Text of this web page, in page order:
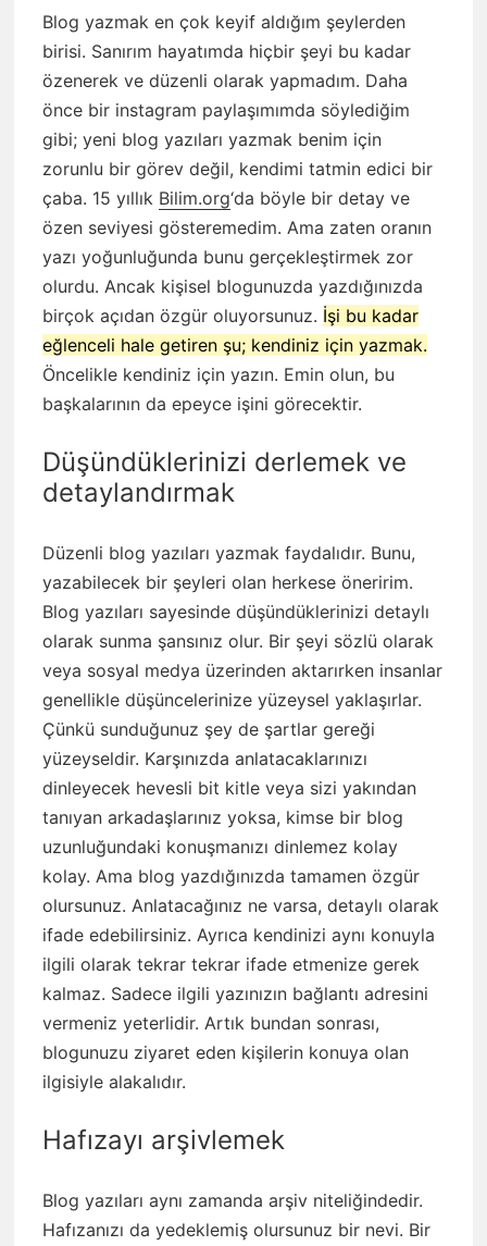
Blog yazmak en çok keyif aldığım şeylerden
birisi. Sanırım hayatımda hiçbir şeyi bu kadar
özenerek ve düzenli olarak yapmadım. Daha
önce bir instagram paylaşımımda söylediğim
gibi; yeni blog yazıları yazmak benim için
zorunlu bir görev değil, kendimi tatmin edici bir
çaba. 15 yıllık Bilim.org‘da böyle bir detay ve
özen seviyesi gösteremedim. Ama zaten oranın
yazı yoğunluğunda bunu gerçekleştirmek zor
olurdu. Ancak kişisel blogunuzda yazdığınızda
birçok açıdan özgür oluyorsunuz. İşi bu kadar
eğlenceli hale getiren şu; kendiniz için yazmak.
Öncelikle kendiniz için yazın. Emin olun, bu
başkalarının da epeyce işini görecektir.
Düşündüklerinizi derlemek ve
detaylandırmak
Düzenli blog yazıları yazmak faydalıdır. Bunu,
yazabilecek bir şeyleri olan herkese öneririm.
Blog yazıları sayesinde düşündüklerinizi detaylı
olarak sunma şansınız olur. Bir şeyi sözlü olarak
veya sosyal medya üzerinden aktarırken insanlar
genellikle düşüncelerinize yüzeysel yaklaşırlar.
Çünkü sunduğunuz şey de şartlar gereği
yüzeyseldir. Karşınızda anlatacaklarınızı
dinleyecek hevesli bit kitle veya sizi yakından
tanıyan arkadaşlarınız yoksa, kimse bir blog
uzunluğundaki konuşmanızı dinlemez kolay
kolay. Ama blog yazdığınızda tamamen özgür
olursunuz. Anlatacağınız ne varsa, detaylı olarak
ifade edebilirsiniz. Ayrıca kendinizi aynı konuyla
ilgili olarak tekrar tekrar ifade etmenize gerek
kalmaz. Sadece ilgili yazınızın bağlantı adresini
vermeniz yeterlidir. Artık bundan sonrası,
blogunuzu ziyaret eden kişilerin konuya olan
ilgisiyle alakalıdır.
Hafızayı arşivlemek
Blog yazıları aynı zamanda arşiv niteliğindedir.
Hafızanızı da yedeklemiş olursunuz bir nevi. Bir